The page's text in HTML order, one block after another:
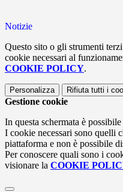
Notizie
Questo sito o gli strumenti
cookie necessari al
COOKIE POLICY.
Personalizza Rifiuta tutti i
Gestione cookie
In questa schermata è
I cookie necessari sono quelli
piattaforma e non è possibile
Per conoscere quali sono i
visionare la COOKIE